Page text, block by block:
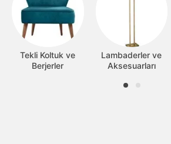
Tekli Koltuk ve
Berjerler
Lambaderler ve
Aksesuarları